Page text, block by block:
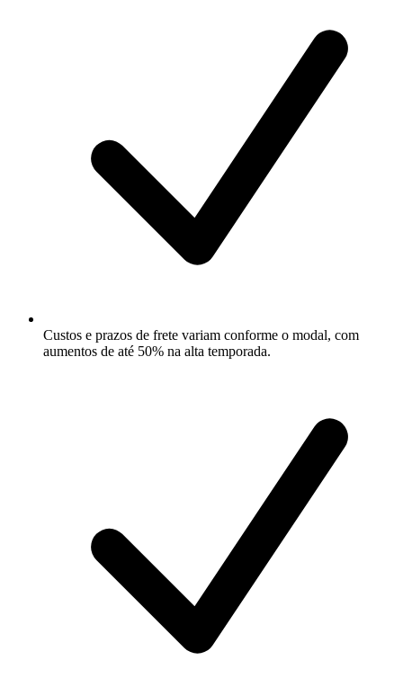
Custos e prazos de frete variam conforme o modal, com
aumentos de até 50% na alta temporada.